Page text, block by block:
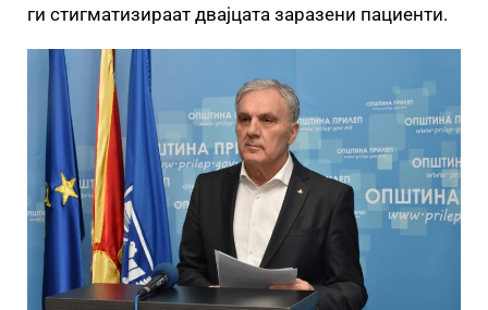
ги стигматизираат двајцата заразени пациенти.